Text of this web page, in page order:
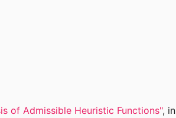
of Admissible Heuristic Functions", in